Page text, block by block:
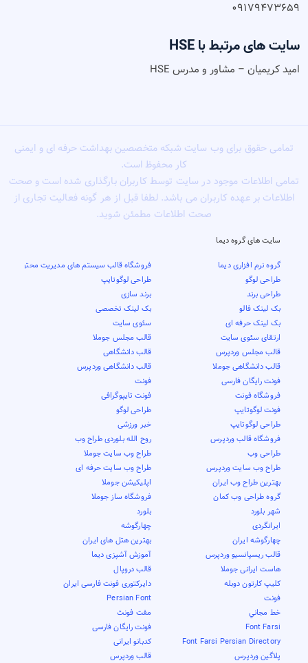
۰۹۱۷۹۴۷۳۶۵۹
سایت های مرتبط با HSE
امید کریمیان – مشاور و مدرس HSE
تمامی حقوق برای وب سایت شبکه متخصصین بهداشت حرفه ای و ایمنی
کار محفوظ است.
تمامی اطلاعات موجود در سایت توسط کاربران بارگذاری شده است و صحت
اطلاعات بر عهده کاربران می باشد. لطفا قبل از هر گونه فعالیت تجاری از
صحت اطلاعات مطمئن شوید.
سایت های گروه دیما
گروه نرم افزاری دیما
فروشگاه قالب سیستم های مدیریت محتوا
طراحی لوگو
طراحی لوگوتایپ
طراحی برند
برند سازی
بک لینک فالو
بک لینک تخصصی
بک لینک حرفه ای
سئوی سایت
ارتقای سئوی سایت
قالب مجلس جوملا
قالب مجلس وردپرس
قالب دانشگاهی
قالب دانشگاهی جوملا
قالب دانشگاهی وردپرس
فونت رایگان فارسی
فونت
فروشگاه فونت
فونت تایپوگرافی
فونت لوگوتایپ
طراحی لوگو
طراحی لوگوتایپ
خبر ورزشی
فروشگاه قالب وردپرس
روح الله بلوردی طراح وب
طراحی وب
طراح وب سایت جوملا
طراح وب سایت وردپرس
طراح وب سایت حرفه ای
بهترین طراح وب ایران
اپلیکیشن جوملا
گروه طراحی وب کمان
فروشگاه ساز جوملا
شهر بلورد
بلورد
ایرانگردی
چهارگوشه
چهارگوشه ایران
بهترین هتل های ایران
قالب ریسپانسیو وردپرس
آموزش آشپزی دیما
هاست ایرانی جوملا
قالب دروپال
کلیپ کارتون دوبله
دایرکتوری فونت فارسی ایران
فونت
Persian Font
خط مجاني
مفت فونٹ
Font Farsi
فونت رایگان فارسی
Font Farsi Persian Directory
کدبانو ایرانی
پلاگین وردپرس
قالب وردپرس